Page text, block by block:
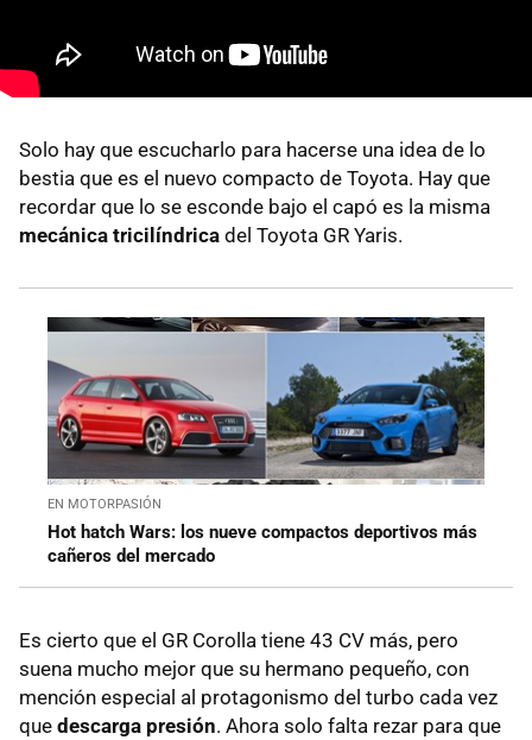
Solo hay que escucharlo para hacerse una idea de lo
bestia que es el nuevo compacto de Toyota. Hay que
recordar que lo se esconde bajo el capó es la misma
mecánica tricilíndrica del Toyota GR Yaris.
EN MOTORPASIÓN
Hot hatch Wars: los nueve compactos deportivos más
cañeros del mercado
Es cierto que el GR Corolla tiene 43 CV más, pero
suena mucho mejor que su hermano pequeño, con
mención especial al protagonismo del turbo cada vez
que descarga presión. Ahora solo falta rezar para que